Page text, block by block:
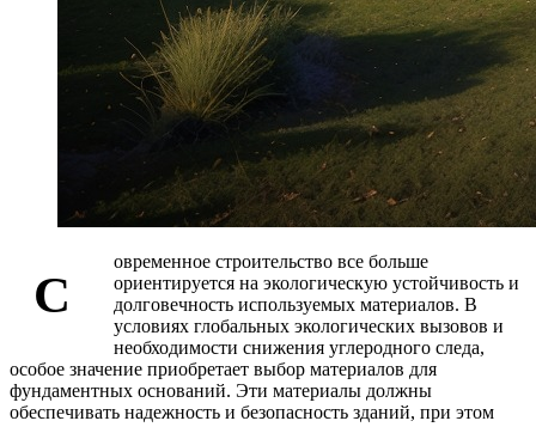
С
овременное строительство все больше
ориентируется на экологическую устойчивость и
долговечность используемых материалов. В
условиях глобальных экологических вызовов и
необходимости снижения углеродного следа,
особое значение приобретает выбор материалов для
фундаментных оснований. Эти материалы должны
обеспечивать надежность и безопасность зданий, при этом